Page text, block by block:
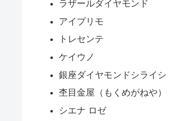
ラザールダイヤモンド
アイプリモ
トレセンテ
ケイウノ
銀座ダイヤモンドシライシ
杢目金屋（もくめがねや）
シエナ ロゼ